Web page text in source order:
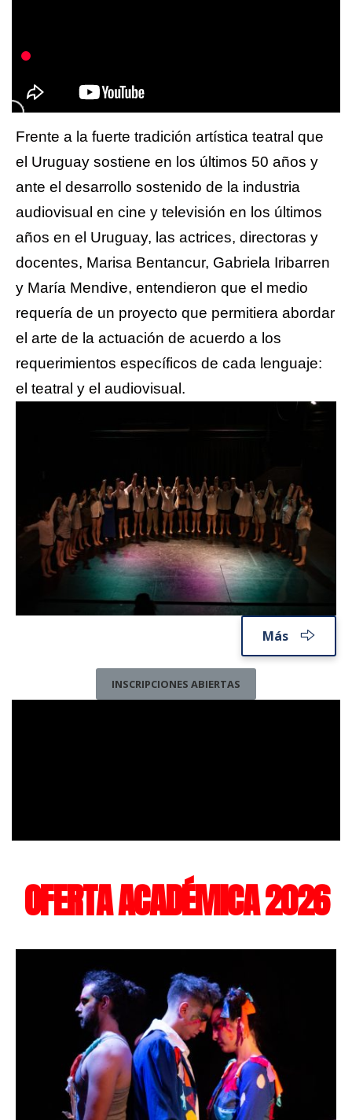
Frente a la fuerte tradición artística teatral que
el Uruguay sostiene en los últimos 50 años y
ante el desarrollo sostenido de la industria
audiovisual en cine y televisión en los últimos
años en el Uruguay, las actrices, directoras y
docentes, Marisa Bentancur, Gabriela Iribarren
y María Mendive, entendieron que el medio
requería de un proyecto que permitiera abordar
el arte de la actuación de acuerdo a los
requerimientos específicos de cada lenguaje:
el teatral y el audiovisual.
Más
INSCRIPCIONES ABIERTAS
OFERTA ACADÉMICA 2026